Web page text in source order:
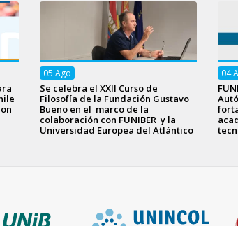
05 Ago
Se celebra el XXII Curso de
Filosofía de la Fundación Gustavo
Bueno en el marco de la
colaboración con FUNIBER y la
Universidad Europea del Atlántico
04